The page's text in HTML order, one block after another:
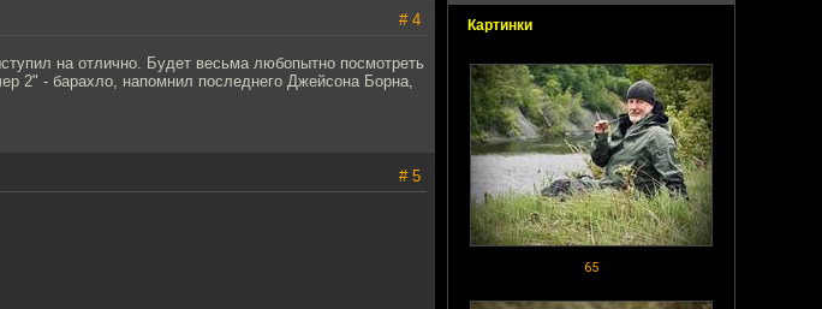
Картинки
65
# 4
на отлично. Будет весьма любопытно посмотреть
2" - барахло, напомнил последнего Джейсона Борна,
# 5